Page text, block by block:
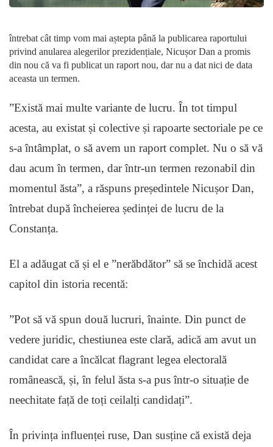
întrebat cât timp vom mai aștepta până la publicarea raportului
privind anularea alegerilor prezidențiale, Nicușor Dan a promis
din nou că va fi publicat un raport nou, dar nu a dat nici de data
aceasta un termen.
”Există mai multe variante de lucru. În tot timpul
acesta, au existat și colective și rapoarte sectoriale pe ce
s-a întâmplat, o să avem un raport complet. Nu o să vă
dau acum în termen, dar într-un termen rezonabil din
momentul ăsta”, a răspuns președintele Nicușor Dan,
întrebat după încheierea ședinței de lucru de la
Constanța.
El a adăugat că și el e ”nerăbdător” să se închidă acest
capitol din istoria recentă:
”Pot să vă spun două lucruri, înainte. Din punct de
vedere juridic, chestiunea este clară, adică am avut un
candidat care a încălcat flagrant legea electorală
românească, și, în felul ăsta s-a pus într-o situație de
neechitate față de toți ceilalți candidați”.
În privința influenței ruse, Dan susține că există deja